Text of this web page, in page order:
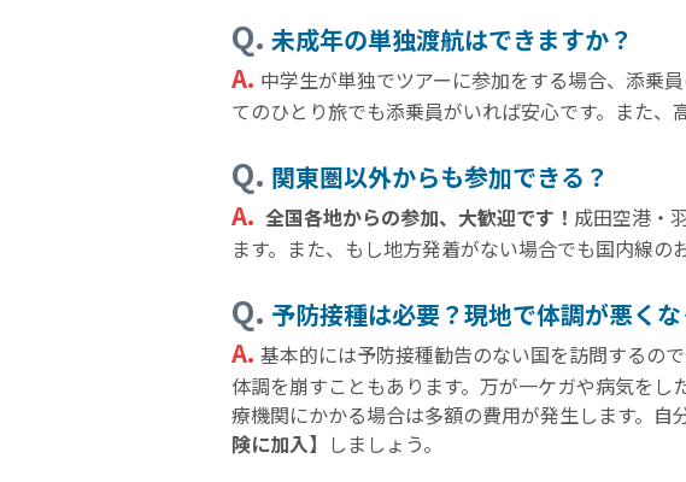
Q. 未成年の単独渡航はできますか？
A. 中学生が単独でツアーに参加をする場合、添乗
てのひとり旅でも添乗員がいれば安心です。また、
Q. 関東圏以外からも参加できる？
A. 全国各地からの参加、大歓迎です！ 成田空港・
ます。また、もし地方発着がない場合でも国内線の
Q. 予防接種は必要？現地で体調が悪く
A. 基本的には予防接種勧告のない国を訪問するの
体調を崩すこともあります。万が一ケガや病気を
療機関にかかる場合は多額の費用が発生します。
険に加入】 しましょう。